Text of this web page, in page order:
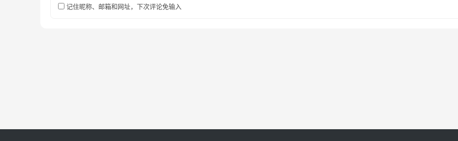
记住昵称、邮箱和网址，下次评论免输入